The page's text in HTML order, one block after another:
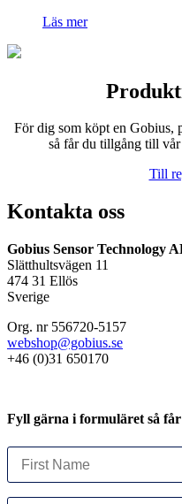
Läs mer
För dig som köpt en Gobius,
så får du tillgång till
Till
Kontakta oss
Gobius Sensor Technology
Slätthultsvägen 11
474 31 Ellös
Sverige
Org. nr 556720-5157
webshop@gobius.se
+46 (0)31 650170
Fyll gärna i formuläret så